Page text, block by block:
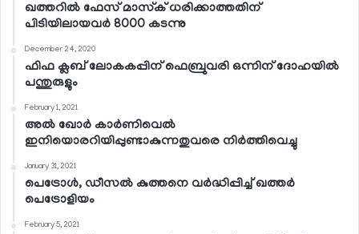
ഖത്തറില്‍ ഫേസ് മാസ്‌ക് ധരിക്കാത്തതിന്
പിടിയിലായവര്‍ 8000 കടന്നു
December 24, 2020
ഫിഫ ക്ലബ് ലോകകപ്പിന് ഫെബ്രുവരി ഒന്നിന് ദോഹയില്‍
പന്തുരുളും
February 1, 2021
അല്‍ ഖോര്‍ കാര്‍ണിവെല്‍
ഇനിയൊരറിയിപ്പുണ്ടാകുന്നതുവരെ നിര്‍ത്തിവെച്ചു
January 31, 2021
പെട്രോള്‍, ഡീസല്‍ കുത്തനെ വര്‍ദ്ധിപ്പിച്ച് ഖത്തര്‍
പെട്രോളിയം
February 5, 2021